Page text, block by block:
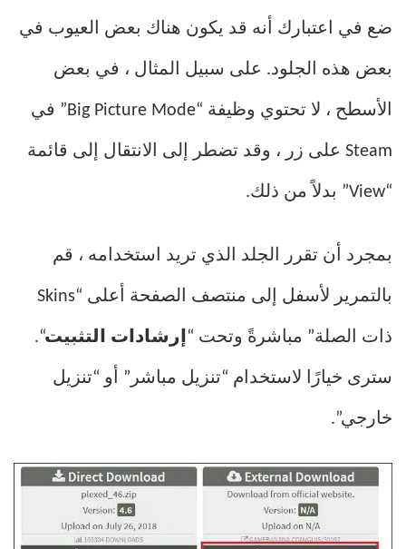
ضع في اعتبارك أنه قد يكون هناك بعض العيوب في
بعض هذه الجلود. على سبيل المثال ، في بعض
الأسطح ، لا تحتوي وظيفة “Big Picture Mode” في
Steam على زر ، وقد تضطر إلى الانتقال إلى قائمة
“View” بدلاً من ذلك.
بمجرد أن تقرر الجلد الذي تريد استخدامه ، قم
بالتمرير لأسفل إلى منتصف الصفحة أعلى “Skins
ذات الصلة” مباشرةً وتحت “ إرشادات التثبيت“.
سترى خيارًا لاستخدام “تنزيل مباشر” أو “تنزيل
خارجي”.